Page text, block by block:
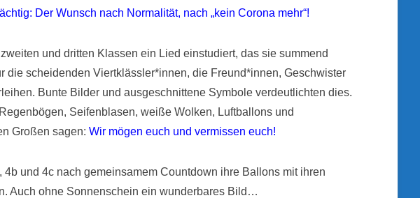
Der Wunsch nach Normalität, nach „kein Corona mehr“!
und dritten Klassen ein Lied einstudiert, das sie summend
die scheidenden Viertklässler*innen, die Freund*innen, Geschwister
Bunte Bilder und ausgeschnittene Symbole verdeutlichten dies.
Seifenblasen, weiße Wolken, Luftballons und
Großen sagen: Wir mögen euch und vermissen euch!
und 4c nach gemeinsamem Countdown ihre Ballons mit ihren
Auch ohne Sonnenschein ein wunderbares Bild…